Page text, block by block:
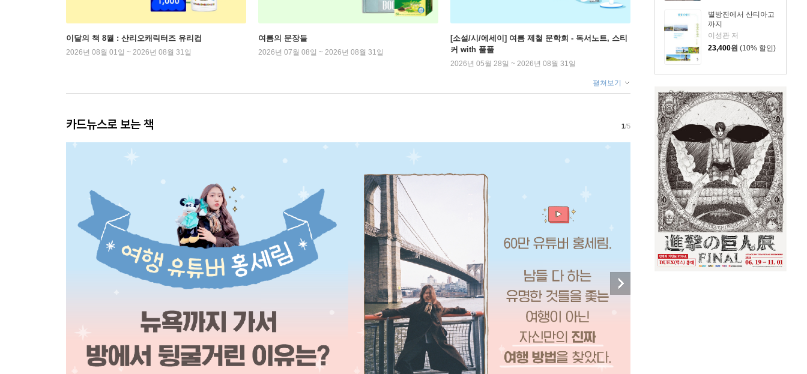
별방진에서 산티아고
까지
이성관 저
23,400원 (10% 할인)
이달의 책 8월 : 산리오캐릭터즈 유리컵
2026년 08월 01일 ~ 2026년 08월 31일
여름의 문장들
2026년 07월 08일 ~ 2026년 08월 31일
[소설/시/에세이] 여름 제철 문학회 - 독서노트, 스티
커 with 풀풀
2026년 05월 28일 ~ 2026년 08월 31일
펼쳐보기
카드뉴스로 보는 책 1/5